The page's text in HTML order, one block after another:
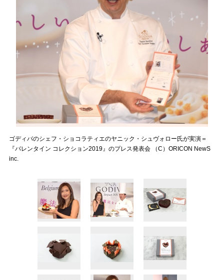
ゴディバのシェフ・ショコラティエのヤニック・シュヴォロー氏が実演＝
『バレンタイン コレクション2019』のプレス発表会 （C）ORICON NewS
inc.